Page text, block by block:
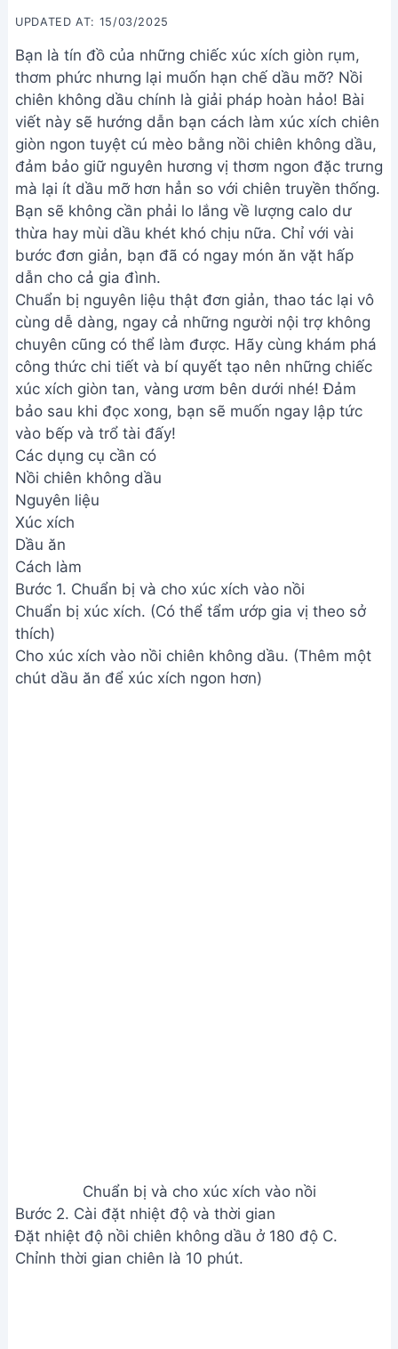
UPDATED AT: 15/03/2025
Bạn là tín đồ của những chiếc xúc xích giòn rụm,
thơm phức nhưng lại muốn hạn chế dầu mỡ? Nồi
chiên không dầu chính là giải pháp hoàn hảo! Bài
viết này sẽ hướng dẫn bạn cách làm xúc xích chiên
giòn ngon tuyệt cú mèo bằng nồi chiên không dầu,
đảm bảo giữ nguyên hương vị thơm ngon đặc trưng
mà lại ít dầu mỡ hơn hẳn so với chiên truyền thống.
Bạn sẽ không cần phải lo lắng về lượng calo dư
thừa hay mùi dầu khét khó chịu nữa. Chỉ với vài
bước đơn giản, bạn đã có ngay món ăn vặt hấp
dẫn cho cả gia đình.
Chuẩn bị nguyên liệu thật đơn giản, thao tác lại vô
cùng dễ dàng, ngay cả những người nội trợ không
chuyên cũng có thể làm được. Hãy cùng khám phá
công thức chi tiết và bí quyết tạo nên những chiếc
xúc xích giòn tan, vàng ươm bên dưới nhé! Đảm
bảo sau khi đọc xong, bạn sẽ muốn ngay lập tức
vào bếp và trổ tài đấy!
Các dụng cụ cần có
Nồi chiên không dầu
Nguyên liệu
Xúc xích
Dầu ăn
Cách làm
Bước 1. Chuẩn bị và cho xúc xích vào nồi
Chuẩn bị xúc xích. (Có thể tẩm ướp gia vị theo sở
thích)
Cho xúc xích vào nồi chiên không dầu. (Thêm một
chút dầu ăn để xúc xích ngon hơn)
Chuẩn bị và cho xúc xích vào nồi
Bước 2. Cài đặt nhiệt độ và thời gian
Đặt nhiệt độ nồi chiên không dầu ở 180 độ C.
Chỉnh thời gian chiên là 10 phút.